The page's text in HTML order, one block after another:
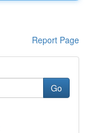
Report Page
Go